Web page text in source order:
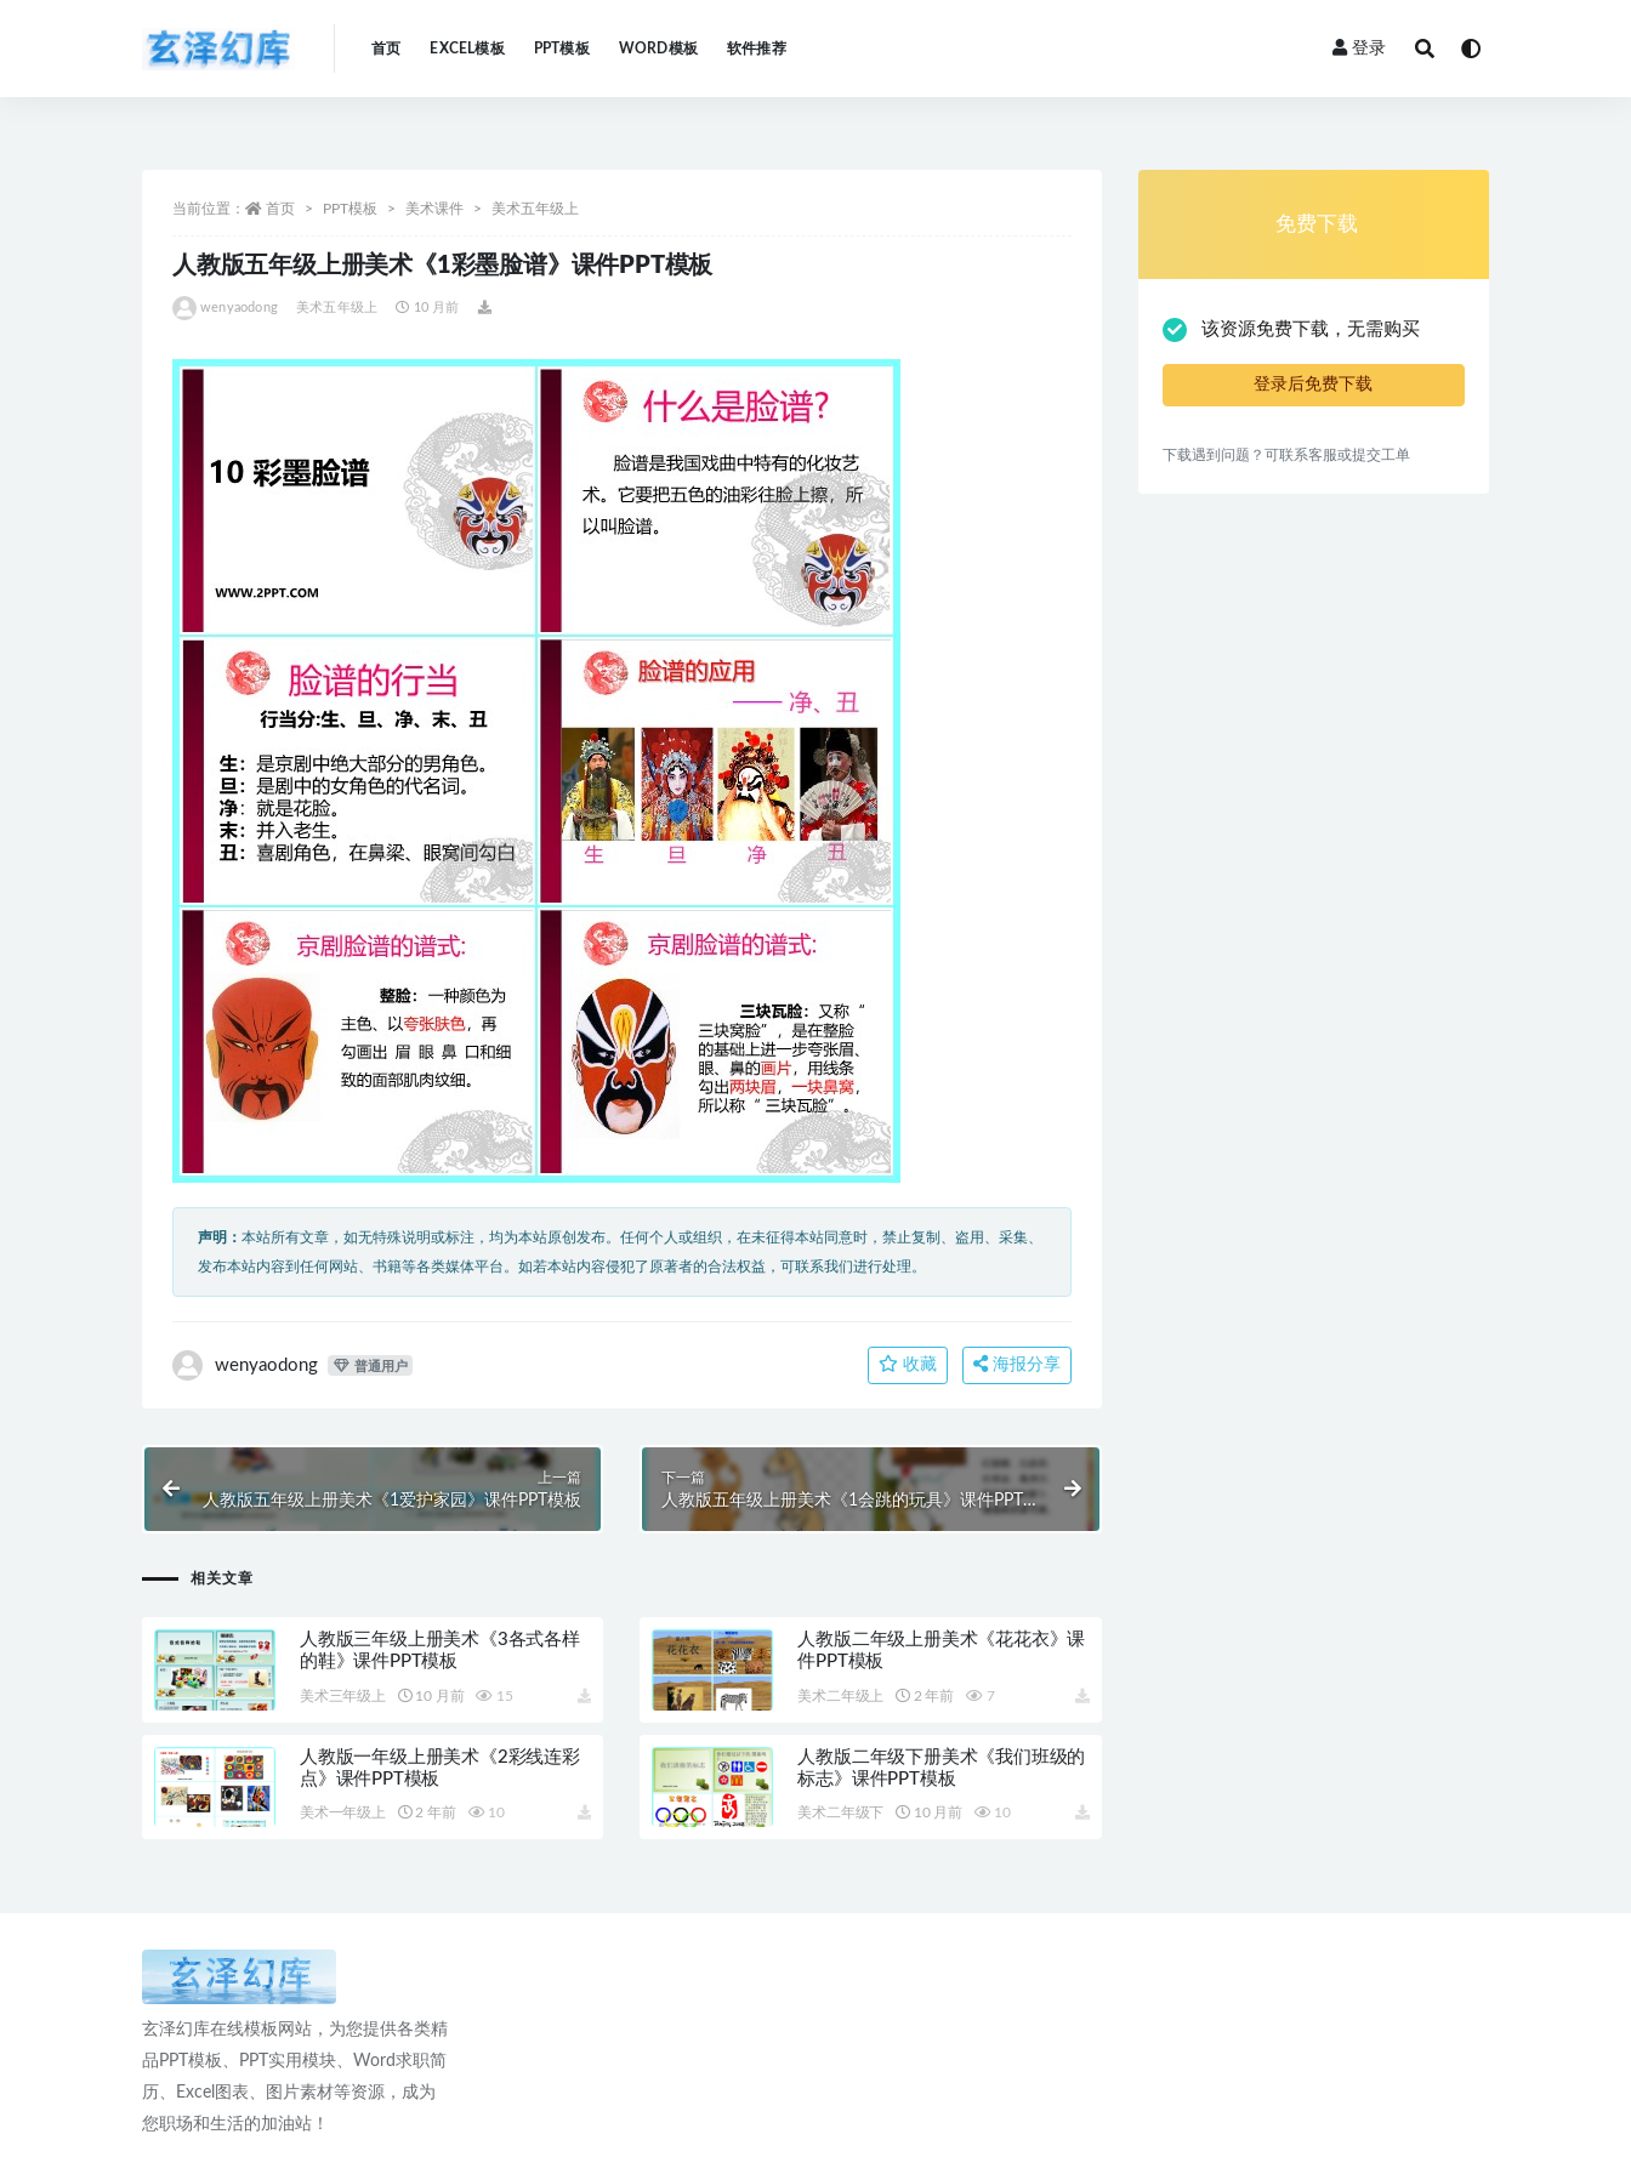
首页 EXCEL模板 PPT模板 WORD模板 软件推荐 登录
当前位置： 首页 PPT模板 美术课件 美术五年级上
人教版五年级上册美术《1彩墨脸谱》课件PPT模板
wenyaodong 美术五年级上 10 月前
声明： 本站所有文章，如无特殊说明或标注，均为本站原创发布。任何个人或组织，在未征得本站同意时，禁止复制、盗用、采集、
发布本站内容到任何网站、书籍等各类媒体平台。如若本站内容侵犯了原著者的合法权益，可联系我们进行处理。
wenyaodong 普通用户 收藏 海报分享
上一篇
人教版五年级上册美术《1爱护家园》课件PPT模板
下一篇
人教版五年级上册美术《1会跳的玩具》课件PPT模
相关文章
人教版三年级上册美术《3各式各样
的鞋》课件PPT模板
美术三年级上 10 月前 15
人教版二年级上册美术《花花衣》课
件PPT模板
美术二年级上 2 年前 7
人教版一年级上册美术《2彩线连彩
点》课件PPT模板
美术一年级上 2 年前 10
人教版二年级下册美术《我们班级的
标志》课件PPT模板
美术二年级下 10 月前 10
免费下载
该资源免费下载，无需购买
登录后免费下载
下载遇到问题？可联系客服或提交工单
玄泽幻库在线模板网站，为您提供各类精
品PPT模板、PPT实用模块、Word求职简
历、Excel图表、图片素材等资源，成为
您职场和生活的加油站！